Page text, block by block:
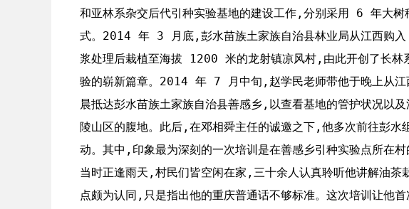
和亚林系杂交后代引种实验基地的建设工作,分别采用 6 年大树
式。2014 年 3 月底,彭水苗族土家族自治县林业局从江西购
浆处理后栽植至海拔 1200 米的龙射镇凉风村,由此开创了长林
验的崭新篇章。2014 年 7 月中旬,赵学民老师带他于晚上从江
晨抵达彭水苗族土家族自治县善感乡,以查看基地的管护状况以
陵山区的腹地。此后,在邓相舜主任的诚邀之下,他多次前往彭水
动。其中,印象最为深刻的一次培训是在善感乡引种实验点所在村
当时正逢雨天,村民们皆空闲在家,三十余人认真聆听他讲解油茶
点颇为认同,只是指出他的重庆普通话不够标准。这次培训让他